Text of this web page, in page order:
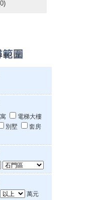
電梯大樓
別墅
套房
萬元